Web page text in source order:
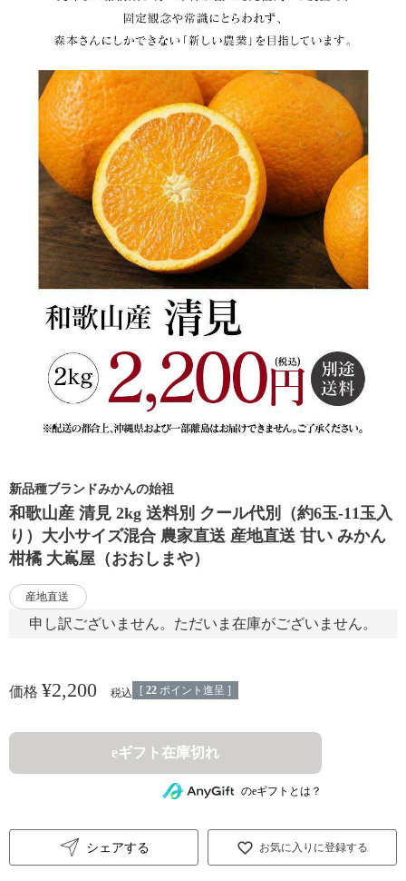
新品種ブランドみかんの始祖
和歌山産 清見 2kg 送料別 クール代別（約6玉-11玉入
り）大小サイズ混合 農家直送 産地直送 甘い みかん
柑橘 大嶌屋（おおしまや）
産地直送
申し訳ございません。ただいま在庫がございません。
価格 ¥2,200 税込 [ 22 ポイント進呈 ]
お気に入りに登録する
eギフト在庫切れ
のeギフトとは？
シェアする